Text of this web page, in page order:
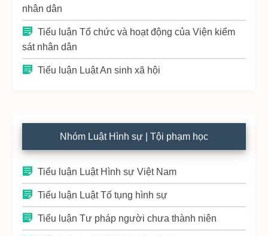
nhân dân
Tiểu luận Tổ chức và hoạt động của Viện kiểm
sát nhân dân
Tiểu luận Luật An sinh xã hội
Nhóm Luật Hình sự | Tội phạm học
Tiểu luận Luật Hình sự Việt Nam
Tiểu luận Luật Tố tụng hình sự
Tiểu luận Tư pháp người chưa thành niên